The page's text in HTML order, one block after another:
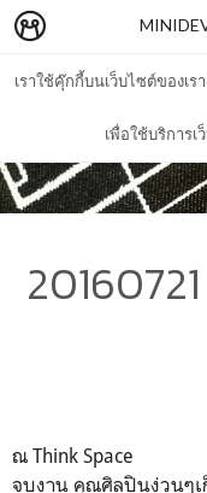
เราใช้คุ๊กกี้บนเว็บไซต์ของเ
เพื่อใช้บริการเ
ณ Think Space
จบงาน คุณศิลปินง่วนๆเ